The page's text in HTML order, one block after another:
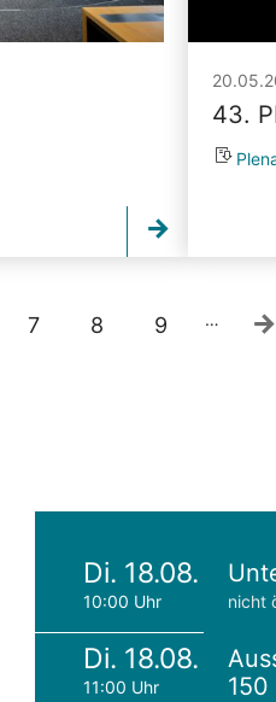
43.
7 8 9 …
Di. 18.08.
10:00 Uhr nicht
Di. 18.08.
11:00 Uhr